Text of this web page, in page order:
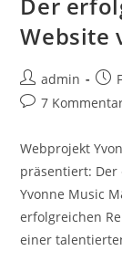
Website
admin
7
Webprojekt
präsentiert: Der
Yvonne Music
erfolgreichen
einer